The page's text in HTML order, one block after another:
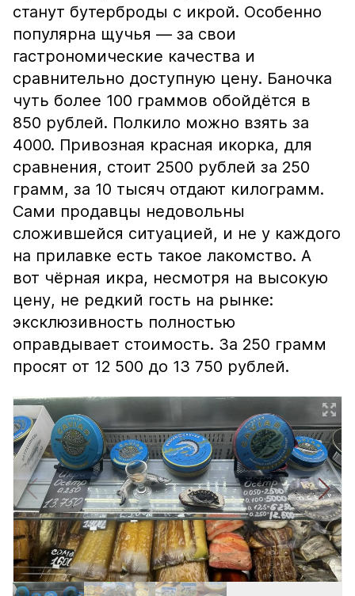
станут бутерброды с икрой. Особенно
популярна щучья — за свои
гастрономические качества и
сравнительно доступную цену. Баночка
чуть более 100 граммов обойдётся в
850 рублей. Полкило можно взять за
4000. Привозная красная икорка, для
сравнения, стоит 2500 рублей за 250
грамм, за 10 тысяч отдают килограмм.
Сами продавцы недовольны
сложившейся ситуацией, и не у каждого
на прилавке есть такое лакомство. А
вот чёрная икра, несмотря на высокую
цену, не редкий гость на рынке:
эксклюзивность полностью
оправдывает стоимость. За 250 грамм
просят от 12 500 до 13 750 рублей.